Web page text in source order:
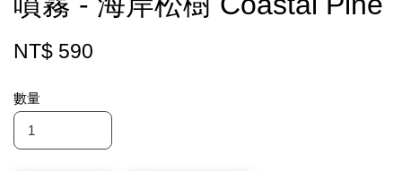
NT$ 590
數量